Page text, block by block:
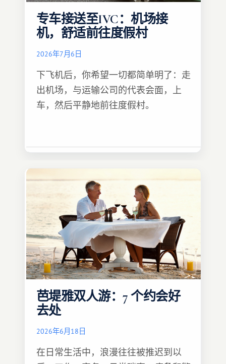
专车接送至IVC：机场接
机，舒适前往度假村
2026年7月6日
下飞机后，你希望一切都简单明了：走
出机场，与运输公司的代表会面，上
车，然后平静地前往度假村。
芭堤雅双人游：7 个约会好
去处
2026年6月18日
在日常生活中，浪漫往往被推迟到以